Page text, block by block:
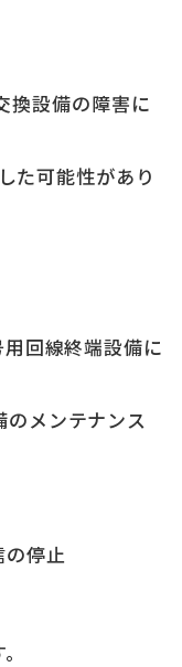
換設備の障害に
た可能性があり
回線終端設備に
メンテナンス
停止